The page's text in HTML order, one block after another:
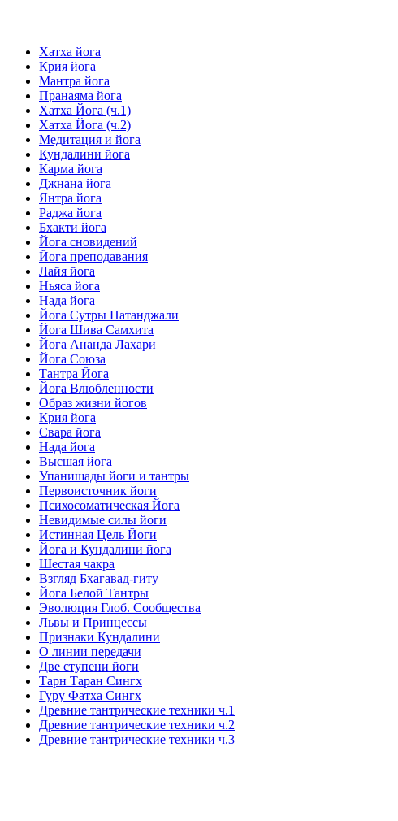
Хатха йога
Крия йога
Мантра йога
Пранаяма йога
Хатха Йога (ч.1)
Хатха Йога (ч.2)
Медитация и йога
Кундалини йога
Карма йога
Джнана йога
Янтра йога
Раджа йога
Бхакти йога
Йога сновидений
Йога преподавания
Лайя йога
Ньяса йога
Нада йога
Йога Сутры Патанджали
Йога Шива Самхита
Йога Ананда Лахари
Йога Союза
Тантра Йога
Йога Влюбленности
Образ жизни йогов
Крия йога
Свара йога
Нада йога
Высшая йога
Упанишады йоги и тантры
Первоисточник йоги
Психосоматическая Йога
Невидимые силы йоги
Истинная Цель Йоги
Йога и Кундалини йога
Шестая чакра
Взгляд Бхагавад-гиту
Йога Белой Тантры
Эволюция Глоб. Сообщества
Львы и Принцессы
Признаки Кундалини
О линии передачи
Две ступени йоги
Тарн Таран Сингх
Гуру Фатха Сингх
Древние тантрические техники ч.1
Древние тантрические техники ч.2
Древние тантрические техники ч.3